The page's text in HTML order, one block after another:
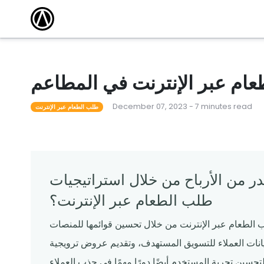
ندوات عبر الإنترنت
تساعدك البرامج التعليمية المجانية عبر الإنترنت التي
يقودها الخبراء على المضي قدمًا والبقاء على اطلاع.
قوالبنا
عبر الإنترنت في المطاعم
طلب الطعام عبر الإنترنت December 07, 2023 - 7 minutes read
الأرباح من خلال استراتيجيات
طلب الطعام عبر الإنترنت؟
عبر الإنترنت من خلال تحسين قوائمها للمنصات
العملاء للتسويق المستهدف، وتقديم عروض ترويجية